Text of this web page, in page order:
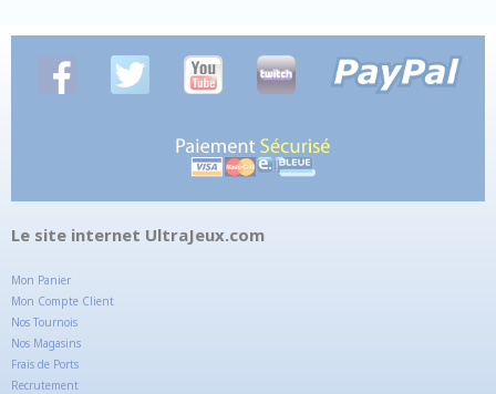
Le site internet UltraJeux.com
Mon Panier
Mon Compte Client
Nos Tournois
Nos Magasins
Frais de Ports
Recrutement